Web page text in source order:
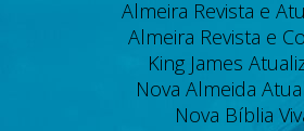
Almeira Revista e
Almeira Revista e
King James
Nova Almeida
Nova Bíblia